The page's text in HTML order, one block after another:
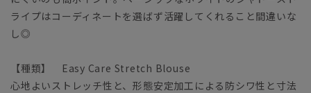
ライプはコーディネートを選ばず活躍してくれること間違いな
し◎
【種類】 Easy Care Stretch Blouse
心地よいストレッチ性と、形態安定加工による防シワ性と寸法